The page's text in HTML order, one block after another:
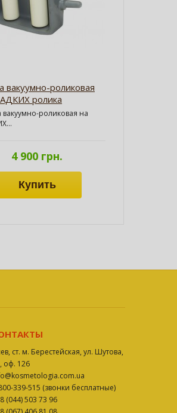
вакуумно-роликовая
ролика
вакуумно-роликовая на
4 900 грн.
ст. м. Берестейская, ул. Шутова,
оф. 126
339-515 (звонки бесплатные)
(044) 503 73 96